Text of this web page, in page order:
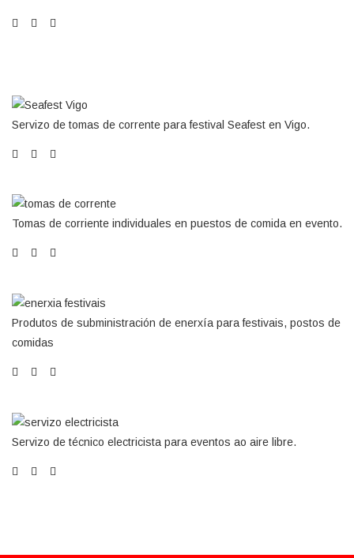
Servizo de tomas de corrente para festival Seafest en Vigo.
Tomas de corriente individuales en puestos de comida en evento.
Produtos de subministración de enerxía para festivais, postos de
comidas
Servizo de técnico electricista para eventos ao aire libre.